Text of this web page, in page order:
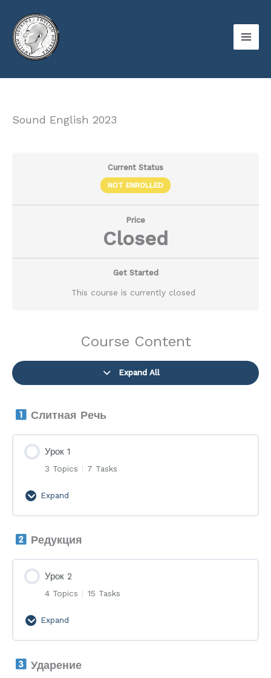
content
Sound English 2023
Current Status
NOT ENROLLED
Price
Closed
Get Started
This course is currently closed
Course Content
Expand All
Слитная Речь
Урок 1
3 Topics | 7 Tasks
Expand
Урок
1
Редукция
Урок 2
4 Topics | 15 Tasks
Expand
Урок
2
Ударение